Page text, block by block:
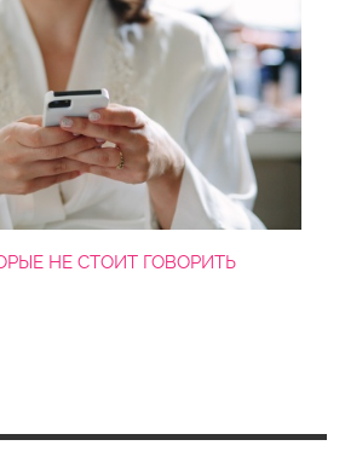
НЕ СТОИТ ГОВОРИТЬ